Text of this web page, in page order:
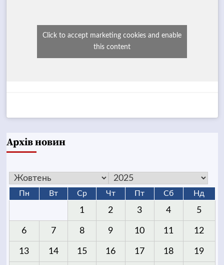
Click to accept marketing cookies and enable
this content
Архів новин
Пн Вт Ср Чт Пт Сб Нд
1 2 3 4 5
6 7 8 9 10 11 12
13 14 15 16 17 18 19